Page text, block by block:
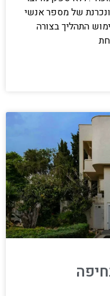
של מספר אנשי
התהליך בצורה